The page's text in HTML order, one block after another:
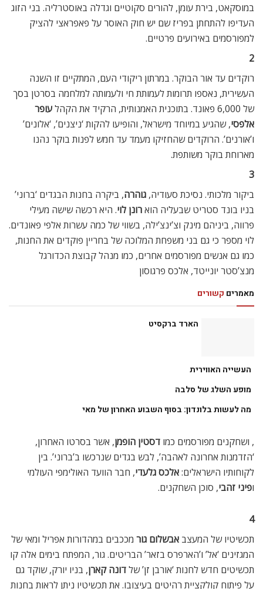
במוסקאט, בירת עומן, להורים סקוטיים וגדלה באוסטרליה. בני הזוג
העדיפו להתחתן בפריז שם יש חוק האוסר על פאפראצי להציק
למפורסמים באירועים פרטיים.
2
רוקדים עד אור הבוקר. במרתון ריקודי העם, המתקיים זו השנה
העשירית, נאספו תרומות לעמותת חי ולעמותה למלחמה בסרטן בסך
של 6,000 פאונד. בתוכנית האמנותית, הרקיד את הקהל
עופר
אלפסי, שהגיע במיוחד מישראל, והופיעו להקות ‘ניצנים’, ‘אלונים’
ו’אורנים’. הרוקדים שהחזיקו מעמד עד חמש לפנות בוקר נהנו
מארוחת בוקר משותפת.
3
ביקור מלכותי. נסיכת סעודיה, גוהרה, ביקרה בחנות הבגדים ‘ברוני’
בניו בונד סטריט שבעליה הוארונן לוי. היא רכשה שישה מעילי
פרווה, ביניהם מינק וצ’ינצ’ילה, בשווי של כמה עשרות אלפי פאונדים.
לוי מספר כי גם בני משפחת המלוכה של בחריין פוקדים את החנות,
כמו גם אנשים מפורסמים אחרים, כמו מנהל קבוצת הכדורגל
מנצ’סטר יונייטד, אלכס פרגוסון
מאמרים קשורים
הארד ברקסיט
העשייה האווירית
מופע השלג של סלבה
מה לעשות בלונדון: בסוף השבוע האחרון של מאי
, ושחקנים מפורסמים כמו דסטין הופמן, אשר בסרטו האחרון,
‘הזדמנות אחרונה לאהבה’, לבש בגדים שנרכשו ב’ברוני’. בין
לקוחותיו הישראלים:אלכס גלעדי, חבר הוועד האולימפי העולמי
ופיני זהבי, סוכן השחקנים.
4
תכשיטיו של המעצב אבשלום גור מככבים במהדורות אפריל ומאי של
המגזינים ‘אל’ ו’הארפרס בזאר’ הבריטים. גור, המפתח בימים אלה קו
תכשיטים חדש לחנות ‘אורבן זן’ שלדונה קארן, בניו יורק, שוקד גם
על פיתוח קולקציית רהיטים בעיצובו. את תכשיטיו ניתן לראות בחנות